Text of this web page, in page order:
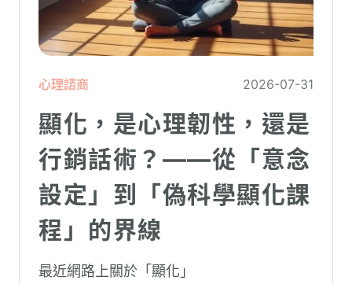
心理諮商 2026-07-31
顯化，是心理韌性，還是
行銷話術？——從「意念
設定」到「偽科學顯化課
程」的界線
最近網路上關於「顯化」